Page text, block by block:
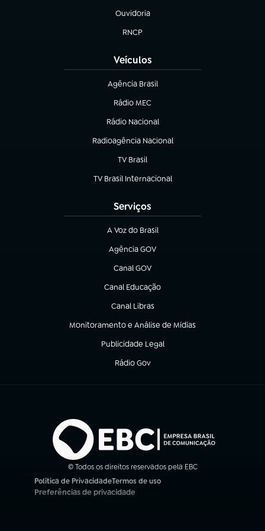
Ouvidoria
(abre em nova aba)
RNCP
(abre em nova aba)
Veículos
Agência Brasil
(abre em nova aba)
Rádio MEC
Rádio Nacional
(abre em nova aba)
Radioagência Nacional
(abre em nova aba)
TV Brasil
(abre em nova aba)
TV Brasil Internacional
(abre em nova aba)
Serviços
A Voz do Brasil
(abre em nova aba)
Agência GOV
(abre em nova aba)
Canal GOV
(abre em nova aba)
Canal Educação
(abre em nova aba)
Canal Libras
(abre em nova aba)
Monitoramento e Análise de Mídias
(abre em nova aba)
Publicidade Legal
(abre em nova aba)
Rádio Gov
(abre em nova aba)
© Todos os direitos reservados pela EBC
Política de Privacidade
(abre em nova aba)
Termos de uso
(abre em nova aba)
Preferências de privacidade